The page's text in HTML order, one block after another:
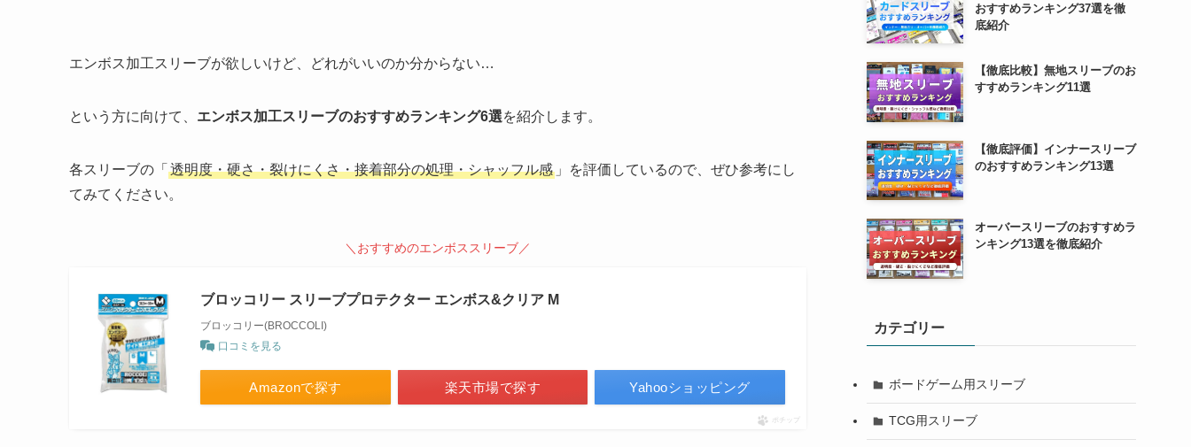
エンボス加工スリーブが欲しいけど、どれがいいのか分からない…
という方に向けて、 エンボス加工スリーブのおすすめランキング6選を紹介します。
各スリーブの「 透明度・硬さ・裂けにくさ・接着部分の処理・シャッフル感 」を評価しているので、ぜひ参考にし
てみてください。
＼おすすめのエンボススリーブ／
ブロッコリー スリーブプロテクター エンボス&クリア M
ブロッコリー(BROCCOLI)
口コミを見る
Amazonで探す 楽天市場で探す Yahooショッピング
ポチップ
おすすめランキング37選を徹
底紹介
【徹底比較】無地スリーブのお
すすめランキング11選
【徹底評価】インナースリーブ
のおすすめランキング13選
オーバースリーブのおすすめラ
ンキング13選を徹底紹介
カテゴリー
ボードゲーム用スリーブ
TCG用スリーブ